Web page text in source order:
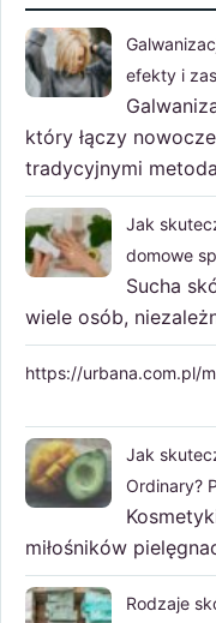
efekty i
który łączy
tradycyjnymi
Jak
domowe
Sucha
wiele osób,
https://urbana.com.pl/
Jak
Ordinary?
miłośników
Rodzaje